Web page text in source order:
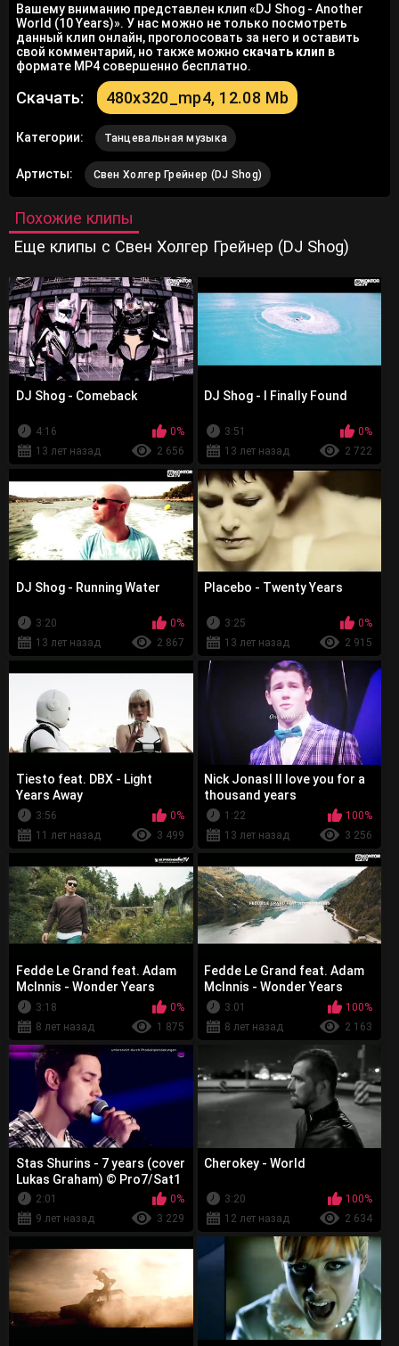
Вашему вниманию представлен клип «DJ Shog - Another
World (10 Years)». У нас можно не только посмотреть
данный клип онлайн, проголосовать за него и оставить
свой комментарий, но также можно скачать клип в
формате MP4 совершенно бесплатно.
Скачать: 480x320_mp4, 12.08 Mb
Категории: Танцевальная музыка
Артисты: Свен Холгер Грейнер (DJ Shog)
Похожие клипы
Еще клипы с Свен Холгер Грейнер (DJ Shog)
DJ Shog - Comeback
4:16
0%
13 лет назад
2 656
DJ Shog - I Finally Found
3:51
0%
13 лет назад
2 722
DJ Shog - Running Water
3:20
0%
13 лет назад
2 867
Placebo - Twenty Years
3:25
0%
13 лет назад
2 915
Tiesto feat. DBX - Light
Years Away
3:56
0%
11 лет назад
3 499
Nick JonasI ll love you for a
thousand years
1:22
100%
13 лет назад
3 256
Fedde Le Grand feat. Adam
McInnis - Wonder Years
3:18
0%
8 лет назад
1 875
Fedde Le Grand feat. Adam
McInnis - Wonder Years
3:01
100%
8 лет назад
2 163
Stas Shurins - 7 years (cover
Lukas Graham) © Pro7/Sat1
2:01
0%
9 лет назад
3 229
Cherokey - World
3:20
100%
12 лет назад
2 634